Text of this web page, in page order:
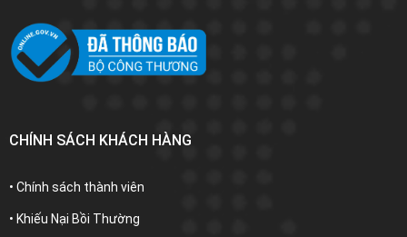
CHÍNH SÁCH KHÁCH HÀNG
• Chính sách thành viên
• Khiếu Nại Bồi Thường